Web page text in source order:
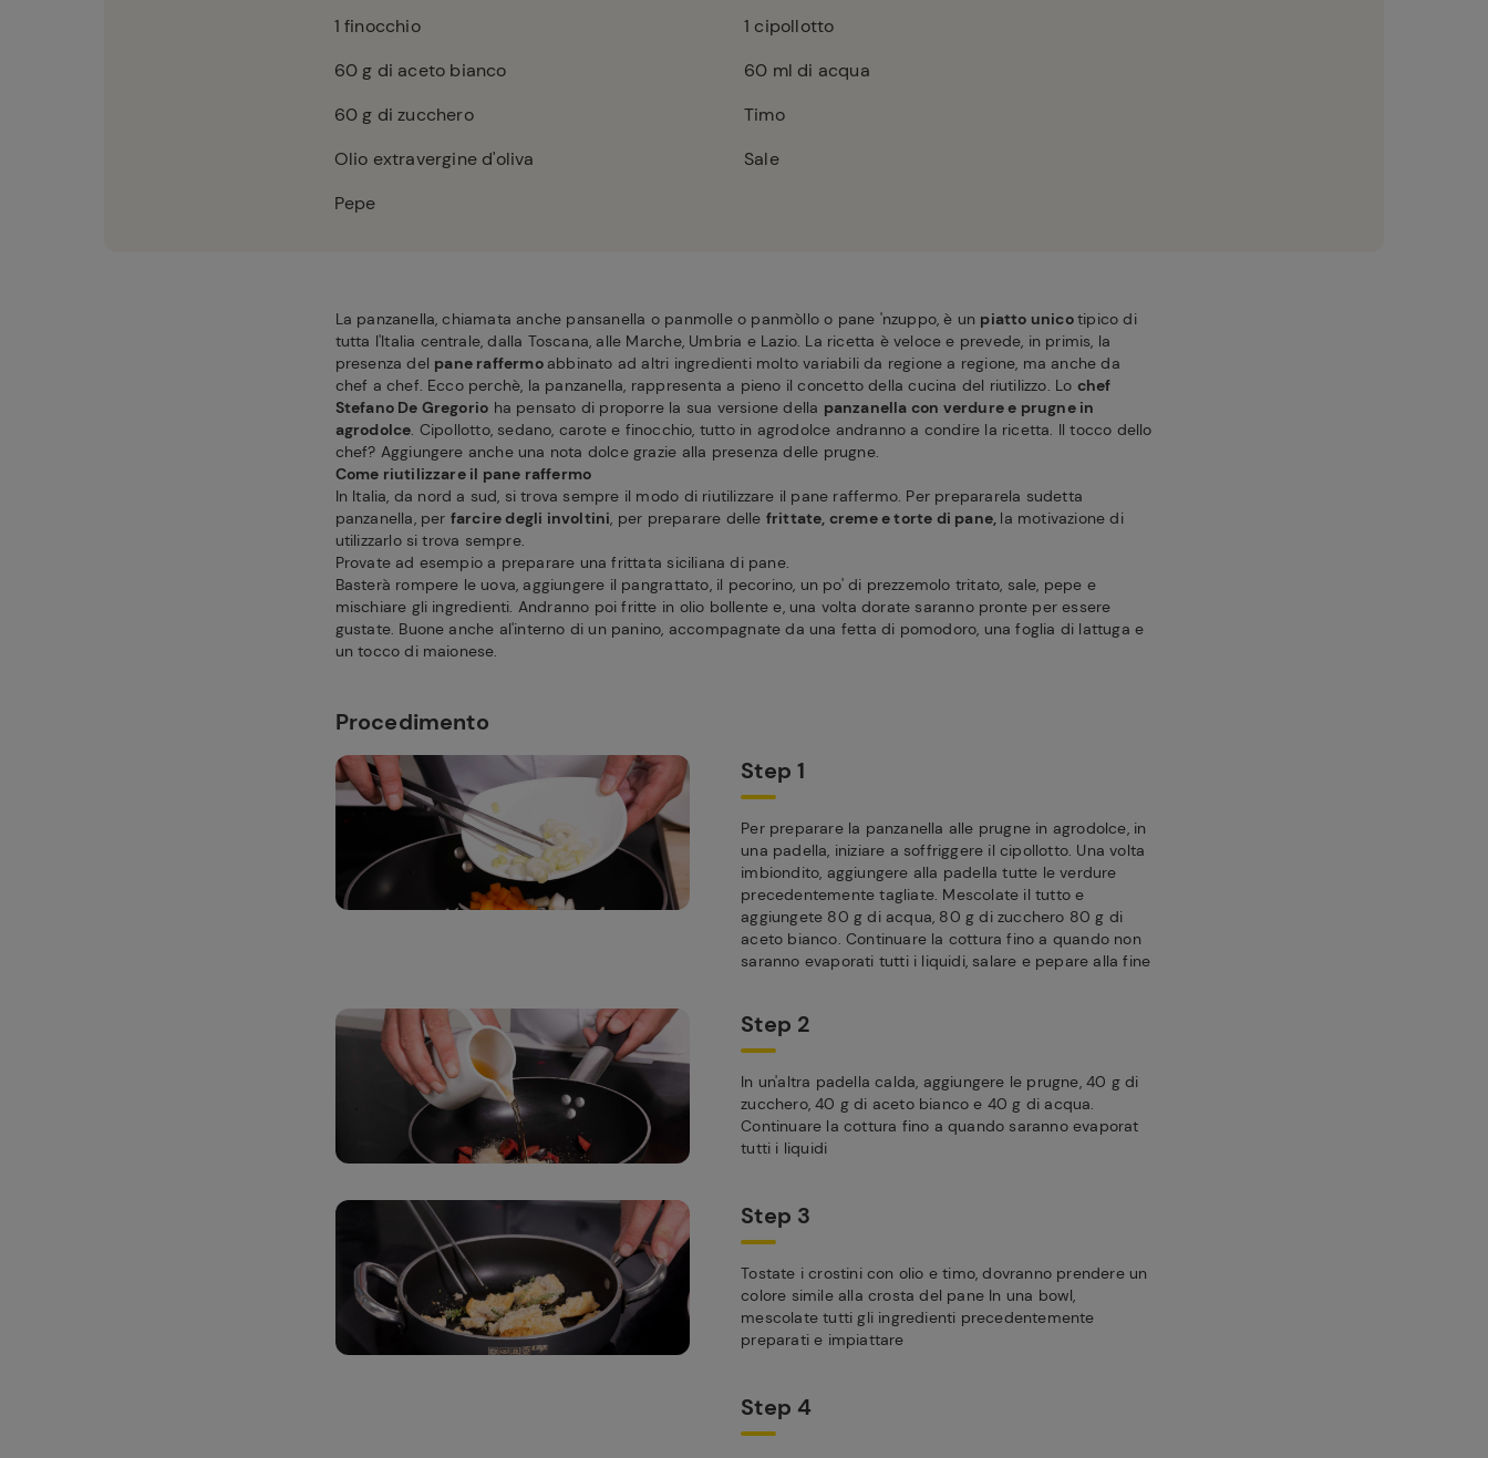
1 finocchio 1 cipollotto
60g di aceto bianco 60 ml di acqua
60g di zucchero
Timo
Olio extravergine d'oliva
Sale
Pepe
La panzanella, chiamata anche pansanella o panmolle o panmòllo o pane 'nzuppo, è un piatto unicotipico di
tutta l'Italia centrale, dalla Toscana, alle Marche, Umbria e Lazio. La ricetta è veloce e prevede, in primis, la
presenza del pane raffermo abbinato ad altri ingredienti molto variabili da regione a regione, ma anche da
chef a chef. Ecco perchè, la panzanella, rappresenta a pieno il concetto della cucina del riutilizzo. Lo chef
Stefano De Gregorio ha pensato di proporre la sua versione della panzanella con verdure e prugne in
agrodolce. Cipollotto, sedano, carote e finocchio, tutto in agrodolce andranno a condire la ricetta. Il tocco dello
chef? Aggiungere anche una nota dolce grazie alla presenza delle prugne.
Come riutilizzare il pane raffermo
In Italia, da nord a sud, si trova sempre il modo di riutilizzare il pane raffermo. Per prepararela sudetta
panzanella, per farcire degli involtini, per preparare delle frittate, creme e torte di pane, la motivazione di
utilizzarlo si trova sempre.
Provate ad esempio a preparare una frittata siciliana di pane.
Basterà rompere le uova, aggiungere il pangrattato, il pecorino, un po' di prezzemolo tritato, sale, pepe e
mischiare gli ingredienti. Andranno poi fritte in olio bollente e, una volta dorate saranno pronte per essere
gustate. Buone anche al'interno di un panino, accompagnate da una fetta di pomodoro, una foglia di lattuga e
un tocco di maionese.
Procedimento
Step 1
Per preparare la panzanella alle prugne in agrodolce, in
una padella, iniziare a soffriggere il cipollotto. Una volta
imbiondito, aggiungere alla padella tutte le verdure
precedentemente tagliate. Mescolate il tutto e
aggiungete 80 g di acqua, 80 g di zucchero 80 g di
aceto bianco. Continuare la cottura fino a quando non
saranno evaporati tutti i liquidi, salare e pepare alla fine
Step 2
In un'altra padella calda, aggiungere le prugne, 40 g di
zucchero, 40 g di aceto bianco e 40 g di acqua.
Continuare la cottura fino a quando saranno evaporat
tutti i liquidi
Step 3
Tostate i crostini con olio e timo, dovranno prendere un
colore simile alla crosta del pane In una bowl,
mescolate tutti gli ingredienti precedentemente
preparati e impiattare
Step 4